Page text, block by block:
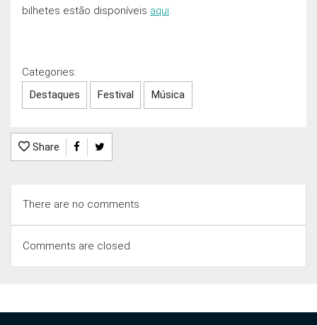
bilhetes estão disponíveis aqui
Categories:
Destaques
Festival Música
Share
There are no comments
Comments are closed.